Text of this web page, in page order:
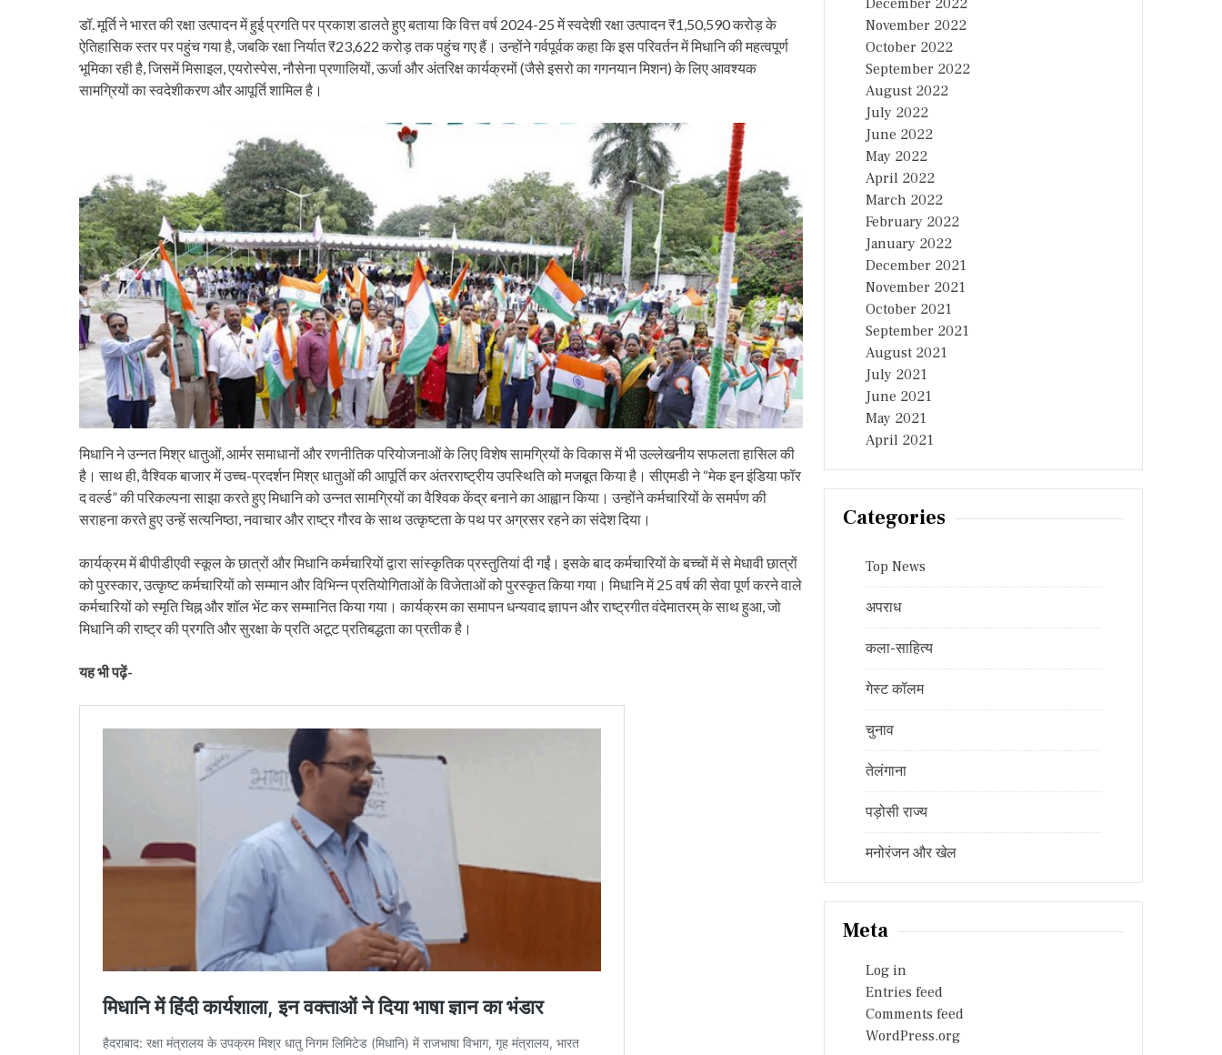
डॉ. मूर्ति ने भारत की रक्षा उत्पादन में हुई प्रगति पर प्रकाश डालते हुए बताया कि वित्त वर्ष 2024-25 में स्वदेशी रक्षा उत्पादन ₹1,50,590 करोड़ के
ऐतिहासिक स्तर पर पहुंच गया है, जबकि रक्षा निर्यात ₹23,622 करोड़ तक पहुंच गए हैं। उन्होंने गर्वपूर्वक कहा कि इस परिवर्तन में मिधानि की महत्वपूर्ण
भूमिका रही है, जिसमें मिसाइल, एयरोस्पेस, नौसेना प्रणालियों, ऊर्जा और अंतरिक्ष कार्यक्रमों (जैसे इसरो का गगनयान मिशन) के लिए आवश्यक
सामग्रियों का स्वदेशीकरण और आपूर्ति शामिल है।
मिधानि ने उन्नत मिश्र धातुओं, आर्मर समाधानों और रणनीतिक परियोजनाओं के लिए विशेष सामग्रियों के विकास में भी उल्लेखनीय सफलता हासिल की
है। साथ ही, वैश्विक बाजार में उच्च-प्रदर्शन मिश्र धातुओं की आपूर्ति कर अंतरराष्ट्रीय उपस्थिति को मजबूत किया है। सीएमडी ने “मेक इन इंडिया फॉर
द वर्ल्ड” की परिकल्पना साझा करते हुए मिधानि को उन्नत सामग्रियों का वैश्विक केंद्र बनाने का आह्वान किया। उन्होंने कर्मचारियों के समर्पण की
सराहना करते हुए उन्हें सत्यनिष्ठा, नवाचार और राष्ट्र गौरव के साथ उत्कृष्टता के पथ पर अग्रसर रहने का संदेश दिया।
कार्यक्रम में बीपीडीएवी स्कूल के छात्रों और मिधानि कर्मचारियों द्वारा सांस्कृतिक प्रस्तुतियां दी गईं। इसके बाद कर्मचारियों के बच्चों में से मेधावी छात्रों
को पुरस्कार, उत्कृष्ट कर्मचारियों को सम्मान और विभिन्न प्रतियोगिताओं के विजेताओं को पुरस्कृत किया गया। मिधानि में 25 वर्ष की सेवा पूर्ण करने वाले
कर्मचारियों को स्मृति चिह्न और शॉल भेंट कर सम्मानित किया गया। कार्यक्रम का समापन धन्यवाद ज्ञापन और राष्ट्रगीत वंदेमातरम् के साथ हुआ, जो
मिधानि की राष्ट्र की प्रगति और सुरक्षा के प्रति अटूट प्रतिबद्धता का प्रतीक है।
यह भी पढ़ें-
December 2022
November 2022
October 2022
September 2022
August 2022
July 2022
June 2022
May 2022
April 2022
March 2022
February 2022
January 2022
December 2021
November 2021
October 2021
September 2021
August 2021
July 2021
June 2021
May 2021
April 2021
Categories
Top News
अपराध
कला-साहित्य
गेस्ट कॉलम
चुनाव
तेलंगाना
पड़ोसी राज्य
मनोरंजन और खेल
Meta
Log in
Entries feed
Comments feed
WordPress.org